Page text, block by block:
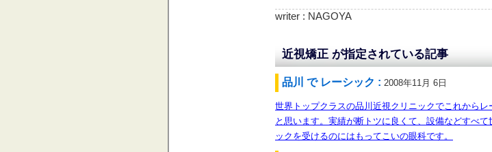
writer : NAGOYA
近視矯正 が指定されている記事
品川 で レーシック : 2008年11月 6日
世界トップクラスの品川近視クリニックでこれから
と思います。実績が断トツに良くて、設備などすべ
ックを受けるのにはもってこいの眼科です。